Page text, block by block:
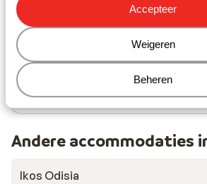
Accepteer
Weigeren
Beheren
Bushalte: 60 m
Winkels: 4 km
(Mini)supermarkt: 100 m
Restaurant: 100 m
Andere accommodaties
Ikos Odisia